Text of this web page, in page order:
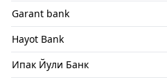
Garant bank
Hayot Bank
Ипак Йули Банк